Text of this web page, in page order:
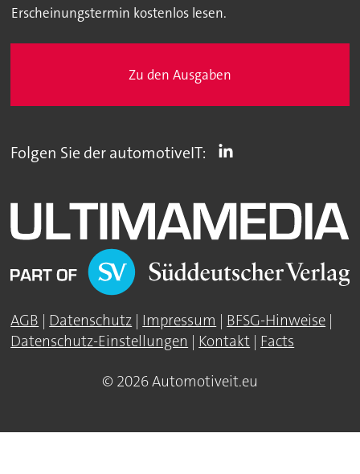
Erscheinungstermin kostenlos lesen.
Zu den Ausgaben
Folgen Sie der automotiveIT:
AGB Datenschutz Impressum BFSG-Hinweise
Datenschutz-Einstellungen
Kontakt Facts
© 2026 Automotiveit.eu